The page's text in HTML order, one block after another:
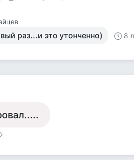
раз...и это утонченно) 8